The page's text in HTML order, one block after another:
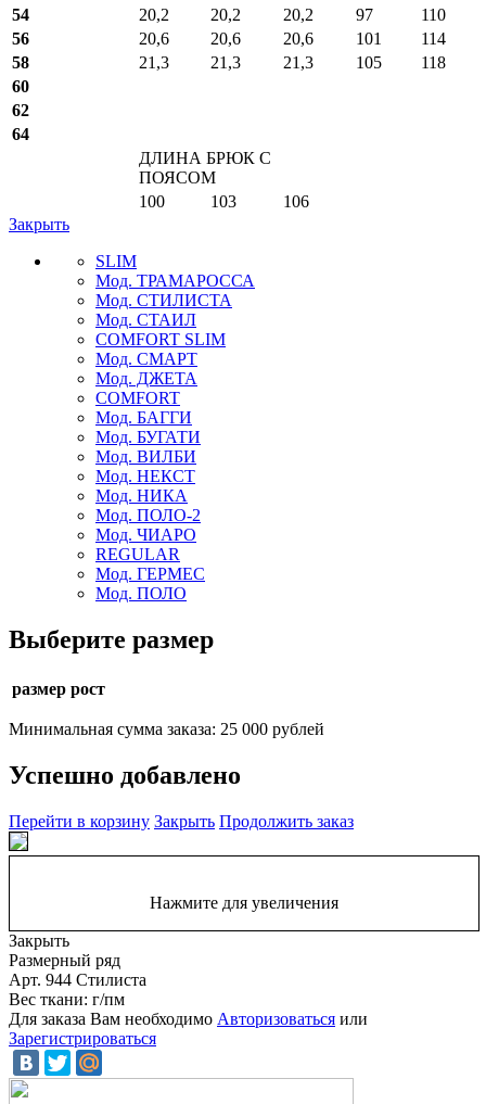
54 20,2 20,2 20,2 97
110
56
20,6 20,6 20,6 101
114
58
21,3 21,3 21,3 105
118
60
62
64
ДЛИНА БРЮК С
ПОЯСОМ
100
103
106
Закрыть
SLIM
Мод. ТРАМАРОССА
Мод. СТИЛИСТА
Мод. СТАИЛ
COMFORT SLIM
Мод. СМАРТ
Мод. ДЖЕТА
COMFORT
Мод. БАГГИ
Мод. БУГАТИ
Мод. ВИЛБИ
Мод. НЕКСТ
Мод. НИКА
Мод. ПОЛО-2
Мод. ЧИАРО
REGULAR
Мод. ГЕРМЕС
Мод. ПОЛО
Выберите размер
размер рост
Минимальная сумма заказа: 25 000 рублей
Успешно добавлено
Перейти в корзину Закрыть Продолжить заказ
Нажмите для увеличения
Закрыть
Размерный ряд
Арт. 944 Стилиста
Вес ткани: г/пм
Для заказа Вам необходимо Авторизоваться или
Зарегистрироваться